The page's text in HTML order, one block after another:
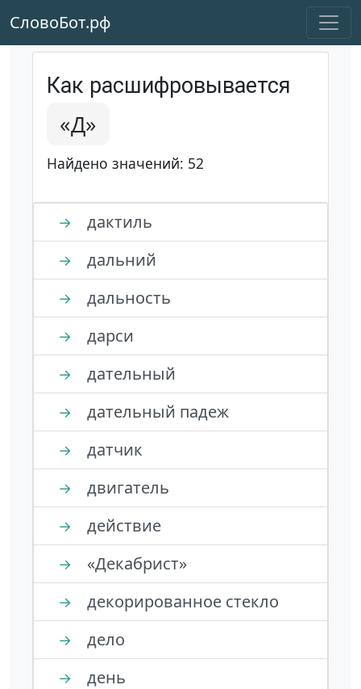
СловоБот.рф
Как расшифровывается
«Д»
Найдено значений: 52
→ дактиль
→ дальний
→ дальность
→ дарси
→ дательный
→ дательный падеж
→ датчик
→ двигатель
→ действие
→ «Декабрист»
→ декорированное стекло
→ дело
→ день